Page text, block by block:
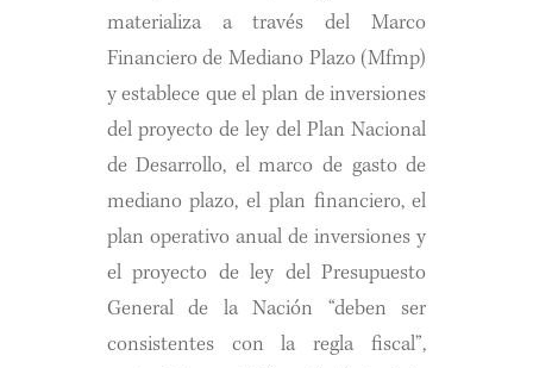
materializa a través del Marco
Financiero de Mediano Plazo (Mfmp)
y establece que el plan de inversiones
del proyecto de ley del Plan Nacional
de Desarrollo, el marco de gasto de
mediano plazo, el plan financiero, el
plan operativo anual de inversiones y
el proyecto de ley del Presupuesto
General de la Nación “deben ser
consistentes con la regla fiscal”,